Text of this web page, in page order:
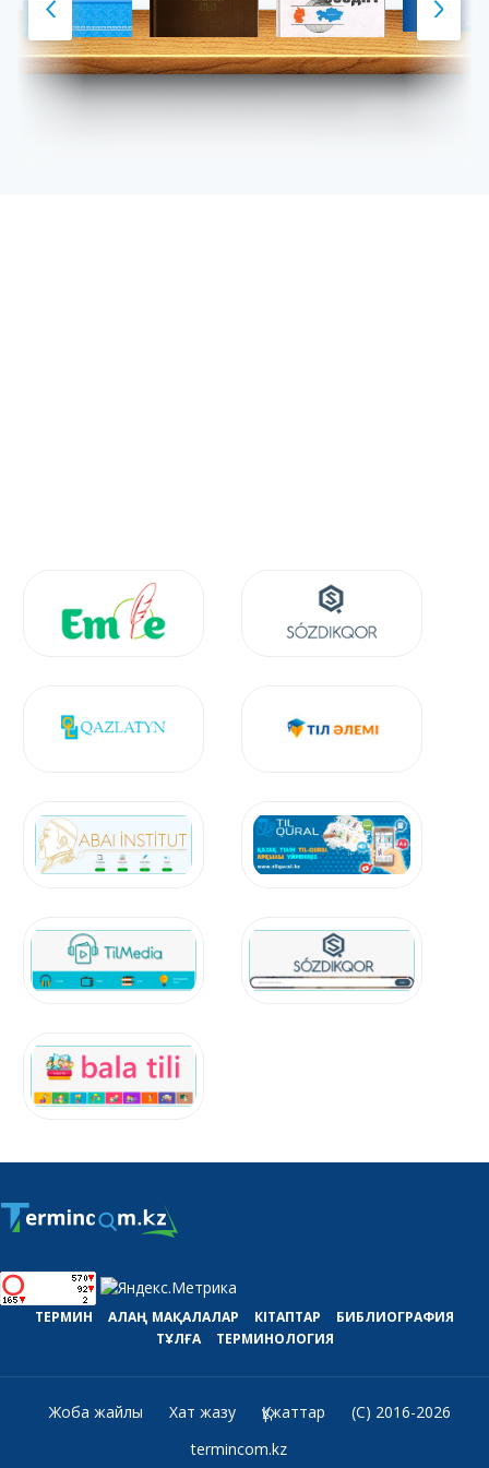
ТЕРМИН АЛАҢ МАҚАЛАЛАР КІТАПТАР
БИБЛИОГРАФИЯ
ТҰЛҒА
ТЕРМИНОЛОГИЯ
Жоба жайлы Хат жазу Құжаттар
(C) 2016-2026
termincom.kz